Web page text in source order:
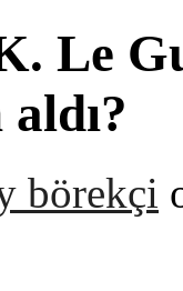
Le
börekçi